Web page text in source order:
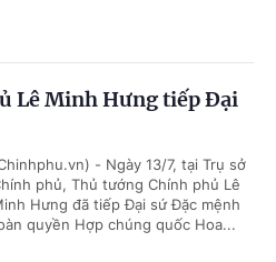
Lê Minh Hưng tiếp Đại
- Ngày 13/7, tại Trụ sở
phủ, Thủ tướng Chính phủ Lê
Hưng đã tiếp Đại sứ Đặc mệnh
quyền Hợp chúng quốc Hoa...